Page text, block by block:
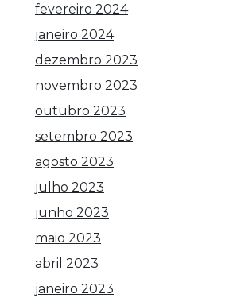
fevereiro 2024
janeiro 2024
dezembro 2023
novembro 2023
outubro 2023
setembro 2023
agosto 2023
julho 2023
junho 2023
maio 2023
abril 2023
janeiro 2023